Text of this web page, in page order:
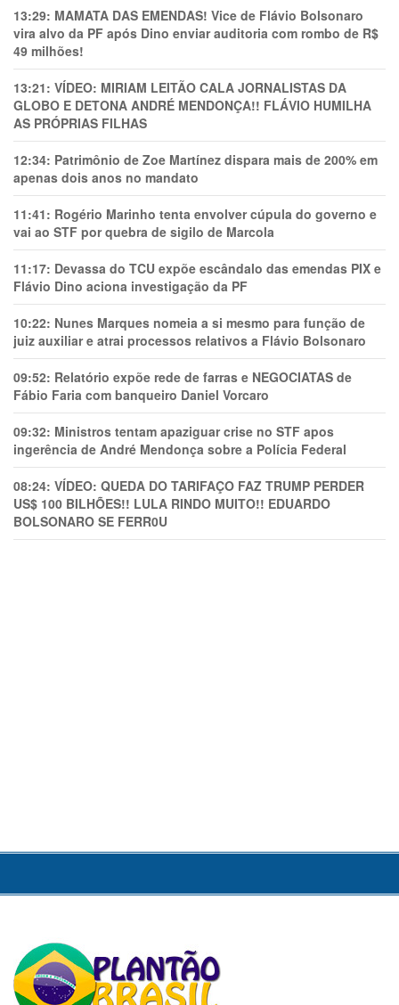
13:29: MAMATA DAS EMENDAS! Vice de Flávio Bolsonaro
vira alvo da PF após Dino enviar auditoria com rombo de R$
49 milhões!
13:21: VÍDEO: MIRIAM LEITÃO CALA JORNALISTAS DA
GLOBO E DETONA ANDRÉ MENDONÇA!! FLÁVIO HUMILHA
AS PRÓPRIAS FILHAS
12:34: Patrimônio de Zoe Martínez dispara mais de 200% em
apenas dois anos no mandato
11:41: Rogério Marinho tenta envolver cúpula do governo e
vai ao STF por quebra de sigilo de Marcola
11:17: Devassa do TCU expõe escândalo das emendas PIX e
Flávio Dino aciona investigação da PF
10:22: Nunes Marques nomeia a si mesmo para função de
juiz auxiliar e atrai processos relativos a Flávio Bolsonaro
09:52: Relatório expõe rede de farras e NEGOCIATAS de
Fábio Faria com banqueiro Daniel Vorcaro
09:32: Ministros tentam apaziguar crise no STF apos
ingerência de André Mendonça sobre a Polícia Federal
08:24: VÍDEO: QUEDA DO TARIFAÇO FAZ TRUMP PERDER
US$ 100 BILHÕES!! LULA RINDO MUITO!! EDUARDO
BOLSONARO SE FERR0U